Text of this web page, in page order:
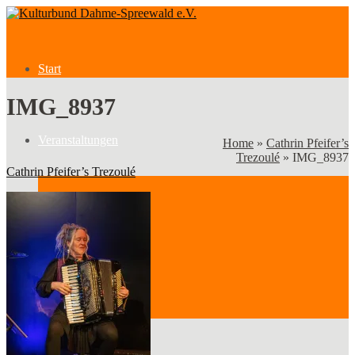
Start
Veranstaltungen
Kategorien
IMG_8937
Home » Cathrin Pfeifer’s
Trezoulé » IMG_8937
Cathrin Pfeifer’s Trezoulé